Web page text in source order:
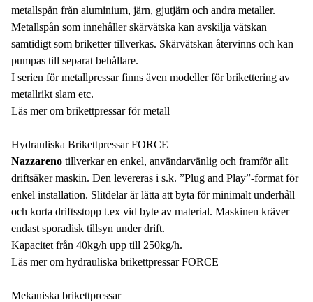
metallspån från aluminium, järn, gjutjärn och andra metaller.
Metallspån som innehåller skärvätska kan avskilja vätskan
samtidigt som briketter tillverkas. Skärvätskan återvinns och kan
pumpas till separat behållare.
I serien för metallpressar finns även modeller för brikettering av
metallrikt slam etc.
Läs mer om brikettpressar för metall
Hydrauliska Brikettpressar FORCE
Nazzareno tillverkar en enkel, användarvänlig och framför allt
driftsäker maskin. Den levereras i s.k. ”Plug and Play”-format för
enkel installation. Slitdelar är lätta att byta för minimalt underhåll
och korta driftsstopp t.ex vid byte av material. Maskinen kräver
endast sporadisk tillsyn under drift.
Kapacitet från 40kg/h upp till 250kg/h.
Läs mer om hydrauliska brikettpressar FORCE
Mekaniska brikettpressar